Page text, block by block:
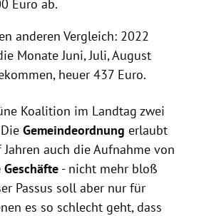
Euro ab.
anderen Vergleich: 2022
Monate Juni, Juli, August
heuer 437 Euro.
Koalition im Landtag zwei
Gemeindeordnung erlaubt
auch die Aufnahme von
- nicht mehr bloß
Passus soll aber nur für
es so schlecht geht, dass